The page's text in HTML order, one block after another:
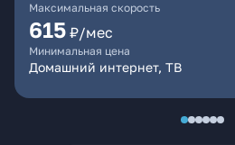
Максимальная скорость
615 ₽/мес
Минимальная цена
Домашний интернет, ТВ